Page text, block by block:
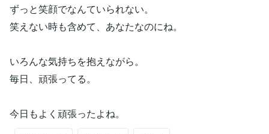
ずっと笑顔でなんていられない。
笑えない時も含めて、あなたなのにね。
いろんな気持ちを抱えながら。
毎日、頑張ってる。
今日もよく頑張ったよね。